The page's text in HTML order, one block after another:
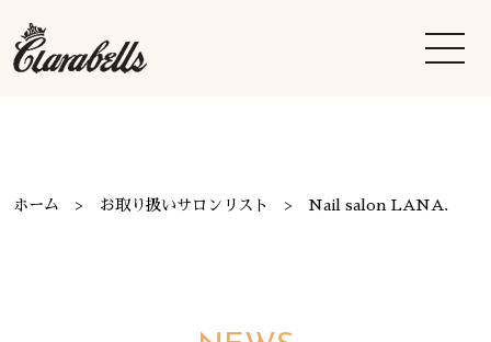
ホーム お取り扱いサロンリスト Nail salon LANA.